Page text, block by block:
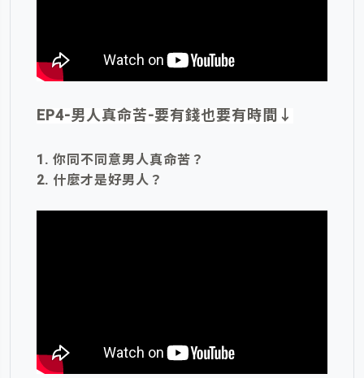
EP4-男人真命苦-要有錢也要有時間 ↓
1. 你同不同意男人真命苦？
2. 什麼才是好男人？